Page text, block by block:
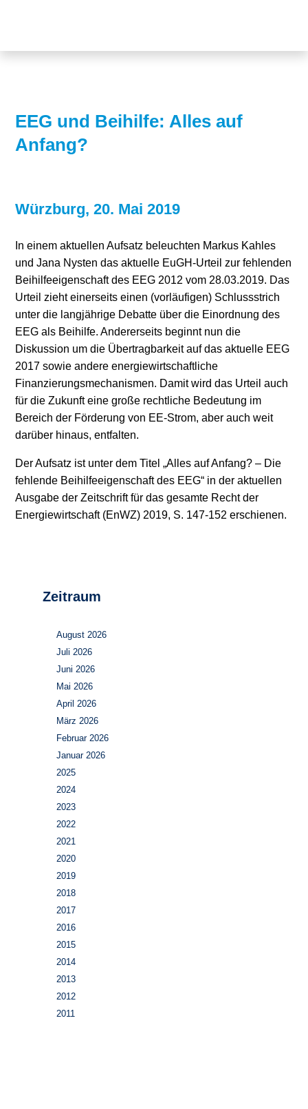
Sektorenkopplung
Speicher
Stromerzeugung
Wärme
Wasserstoff
Team
Forschungsnetzwerk
Bibliothek
Newsletter
Infomaterial
EEG und Beihilfe: Alles auf
Anfang?
Würzburg, 20. Mai 2019
In einem aktuellen Aufsatz beleuchten Markus Kahles
und Jana Nysten das aktuelle EuGH-Urteil zur fehlenden
Beihilfeeigenschaft des EEG 2012 vom 28.03.2019. Das
Urteil zieht einerseits einen (vorläufigen) Schlussstrich
unter die langjährige Debatte über die Einordnung des
EEG als Beihilfe. Andererseits beginnt nun die
Diskussion um die Übertragbarkeit auf das aktuelle EEG
2017 sowie andere energiewirtschaftliche
Finanzierungsmechanismen. Damit wird das Urteil auch
für die Zukunft eine große rechtliche Bedeutung im
Bereich der Förderung von EE-Strom, aber auch weit
darüber hinaus, entfalten.
Der Aufsatz ist unter dem Titel „Alles auf Anfang? – Die
fehlende Beihilfeeigenschaft des EEG“ in der aktuellen
Ausgabe der Zeitschrift für das gesamte Recht der
Energiewirtschaft (EnWZ) 2019, S. 147-152 erschienen.
Zeitraum
August 2026
Juli 2026
Juni 2026
Mai 2026
April 2026
März 2026
Februar 2026
Januar 2026
2025
2024
2023
2022
2021
2020
2019
2018
2017
2016
2015
2014
2013
2012
2011